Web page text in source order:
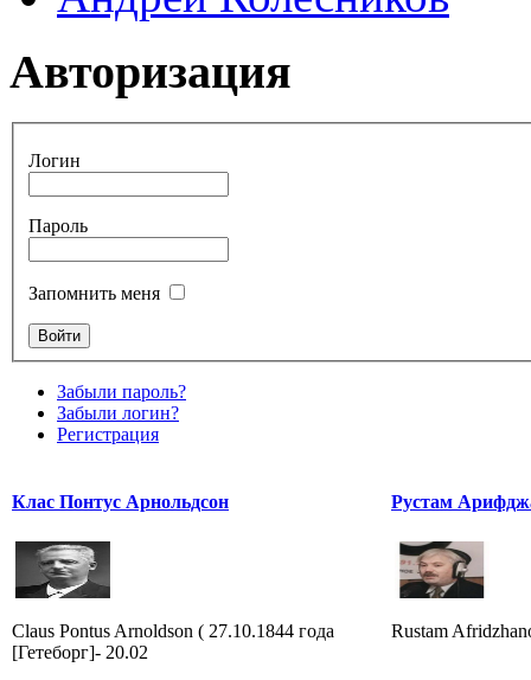
Авторизация
Логин
Пароль
Запомнить меня
Забыли пароль?
Забыли логин?
Регистрация
Клас Понтус Арнольдсон
Claus Pontus Arnoldson ( 27.10.1844 года
[Гетеборг]- 20.02
Рустам
Rustam